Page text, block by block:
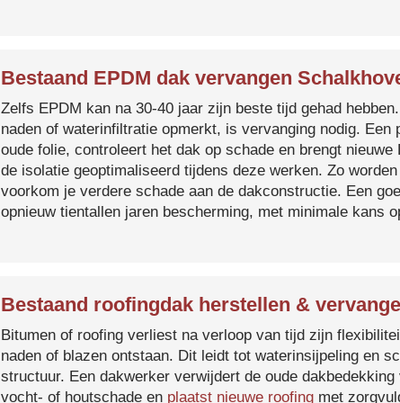
Bestaand EPDM dak vervangen
Zelfs EPDM kan na 30-40 jaar zijn beste tijd gehad
naden of waterinfiltratie opmerkt, is vervanging nodig.
oude folie, controleert het dak op schade en brengt
de isolatie geoptimaliseerd tijdens deze werken. Zo
voorkom je verdere schade aan de dakconstructie. Een
opnieuw tientallen jaren bescherming, met minimale kans
Bestaand roofingdak herstellen &
Bitumen of roofing verliest na verloop van tijd zijn
naden of blazen ontstaan. Dit leidt tot waterinsijpeling en
structuur. Een dakwerker verwijdert de oude
vocht- of houtschade en plaatst nieuwe roofing met